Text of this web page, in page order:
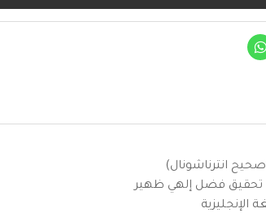
انترناشونال)
– تحقيق فضل إلهي ظهير
الإنجليزية